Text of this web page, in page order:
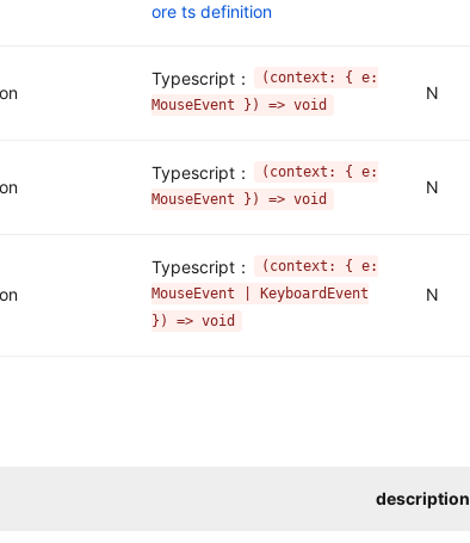
ore ts definition
Typescript：
(context: { e:
MouseEvent }) => void
N
Typescript：
(context: { e:
MouseEvent }) => void
N
Typescript：
(context: { e:
MouseEvent | KeyboardEvent
}) => void
N
description